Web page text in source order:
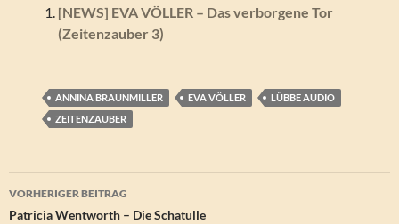
[NEWS] EVA VÖLLER – Das verborgene Tor
(Zeitenzauber 3)
ANNINA BRAUNMILLER EVA VÖLLER
LÜBBE AUDIO
ZEITENZAUBER
Beitragsnavigation
VORHERIGER BEITRAG
Patricia Wentworth – Die Schatulle